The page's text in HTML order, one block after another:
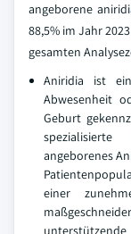
angeborene
88,5% im Jahr
gesamten
Aniridia ist
Abwesenheit
Geburt
angeborenes
einer